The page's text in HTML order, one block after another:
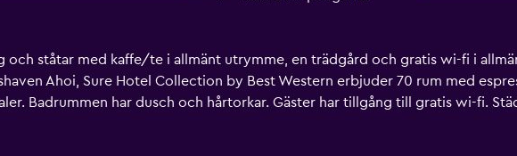
och ståtar med kaffe/te i allmänt utrymme, en trädgård och gratis wi-fi i
Ahoi, Sure Hotel Collection by Best Western erbjuder 70 rum med
Badrummen har dusch och hårtorkar. Gäster har tillgång till gratis wi-fi.